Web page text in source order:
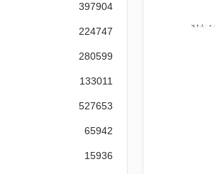
397904
224747
280599
133011
527653
65942
15936